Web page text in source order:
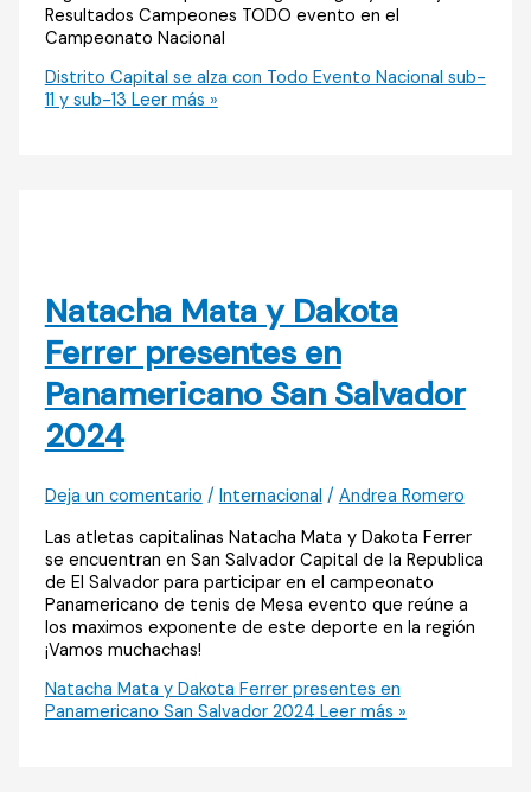
Resultados Campeones TODO evento en el
Campeonato Nacional
Distrito Capital se alza con Todo Evento Nacional sub-
11 y sub-13 Leer más »
Natacha Mata y Dakota
Ferrer presentes en
Panamericano San Salvador
2024
Deja un comentario / Internacional / Andrea Romero
Las atletas capitalinas Natacha Mata y Dakota Ferrer
se encuentran en San Salvador Capital de la Republica
de El Salvador para participar en el campeonato
Panamericano de tenis de Mesa evento que reúne a
los maximos exponente de este deporte en la región
¡Vamos muchachas!
Natacha Mata y Dakota Ferrer presentes en
Panamericano San Salvador 2024 Leer más »